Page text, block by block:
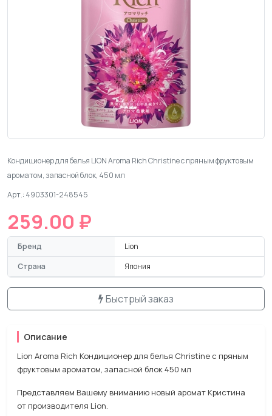
Кондиционер для белья LION Aroma Rich Christine с пряным фруктовым
ароматом, запасной блок, 450 мл
Арт.: 4903301-248545
259.00 ₽
Бренд
Lion
Страна
Япония
Быстрый заказ
Описание
Lion Aroma Rich Кондиционер для белья Christine с пряным
фруктовым ароматом, запасной блок 450 мл
Представляем Вашему вниманию новый аромат Кристина
от производителя Lion.